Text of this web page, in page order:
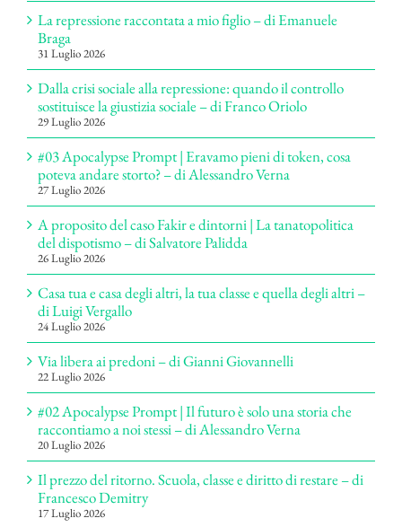
La repressione raccontata a mio figlio – di Emanuele
Braga
31 Luglio 2026
Dalla crisi sociale alla repressione: quando il controllo
sostituisce la giustizia sociale – di Franco Oriolo
29 Luglio 2026
#03 Apocalypse Prompt | Eravamo pieni di token, cosa
poteva andare storto? – di Alessandro Verna
27 Luglio 2026
A proposito del caso Fakir e dintorni | La tanatopolitica
del dispotismo – di Salvatore Palidda
26 Luglio 2026
Casa tua e casa degli altri, la tua classe e quella degli altri –
di Luigi Vergallo
24 Luglio 2026
Via libera ai predoni – di Gianni Giovannelli
22 Luglio 2026
#02 Apocalypse Prompt | Il futuro è solo una storia che
raccontiamo a noi stessi – di Alessandro Verna
20 Luglio 2026
Il prezzo del ritorno. Scuola, classe e diritto di restare – di
Francesco Demitry
17 Luglio 2026